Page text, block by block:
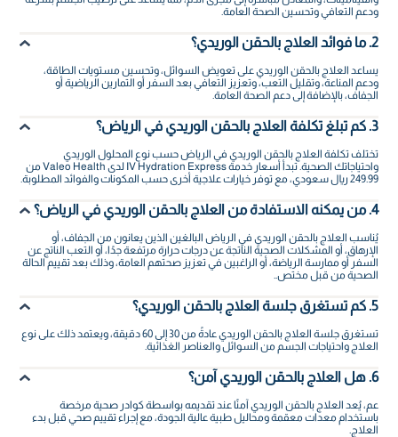
ودعم التعافي وتحسين الصحة العامة.
2. ما فوائد العلاج بالحقن الوريدي؟
يساعد العلاج بالحقن الوريدي على تعويض السوائل، وتحسين مستويات الطاقة،
ودعم المناعة، وتقليل التعب، وتعزيز التعافي بعد السفر أو التمارين الرياضية أو
الجفاف، بالإضافة إلى دعم الصحة العامة.
3. كم تبلغ تكلفة العلاج بالحقن الوريدي في الرياض؟
تختلف تكلفة العلاج بالحقن الوريدي في الرياض حسب نوع المحلول الوريدي
واحتياجاتك الصحية. تبدأ أسعار خدمة IV Hydration Express لدى Valeo Health من
249.99 ريال سعودي، مع توفر خيارات علاجية أخرى حسب المكونات والفوائد المطلوبة.
4. من يمكنه الاستفادة من العلاج بالحقن الوريدي في الرياض؟
يُناسب العلاج بالحقن الوريدي في الرياض البالغين الذين يعانون من الجفاف، أو
الإرهاق، أو المشكلات الصحية الناتجة عن درجات حرارة مرتفعة جدًا، أو التعب الناتج عن
السفر أو ممارسة الرياضة، أو الراغبين في تعزيز صحتهم العامة، وذلك بعد تقييم الحالة
الصحية من قبل مختص..
5. كم تستغرق جلسة العلاج بالحقن الوريدي؟
تستغرق جلسة العلاج بالحقن الوريدي عادةً من 30 إلى 60 دقيقة، ويعتمد ذلك على نوع
العلاج واحتياجات الجسم من السوائل والعناصر الغذائية.
6. هل العلاج بالحقن الوريدي آمن؟
عم، يُعد العلاج بالحقن الوريدي آمنًا عند تقديمه بواسطة كوادر صحية مرخصة
باستخدام معدات معقمة ومحاليل طبية عالية الجودة، مع إجراء تقييم صحي قبل بدء
العلاج.